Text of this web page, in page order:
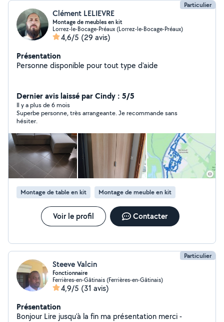
Particulier
Clément LELIEVRE
Montage de meubles en kit
Lorrez-le-Bocage-Préaux (Lorrez-le-Bocage-Préaux)
4,6/5 (29 avis)
Présentation
Personne disponible pour tout type d'aide
Dernier avis laissé par Cindy : 5/5
Il y a plus de 6 mois
Superbe personne, très arrangeante. Je recommande sans
hésiter.
Montage de table en kit Montage de meuble en kit
Voir le profil Contacter
Particulier
Steeve Valcin
Fonctionnaire
Ferrières-en-Gâtinais (Ferrières-en-Gâtinais)
4,9/5 (31 avis)
Présentation
Bonjour Lire jusqu'à la fin ma présentation merci -